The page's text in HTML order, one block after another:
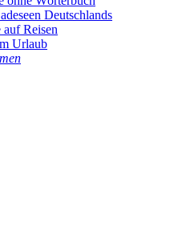
Deutschlands
auf Reisen
Urlaub